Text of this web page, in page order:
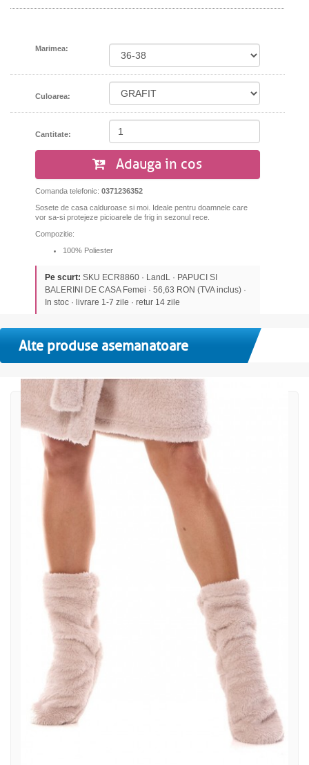
Marimea:
Culoarea:
Cantitate:
Adauga in cos
Comanda telefonic: 0371236352
Sosete de casa calduroase si moi. Ideale pentru doamnele care
vor sa-si protejeze picioarele de frig in sezonul rece.
Compozitie:
100% Poliester
Pe scurt: SKU ECR8860 · LandL · PAPUCI SI
BALERINI DE CASA Femei · 56,63 RON (TVA inclus) ·
In stoc · livrare 1-7 zile · retur 14 zile
Alte produse asemanatoare